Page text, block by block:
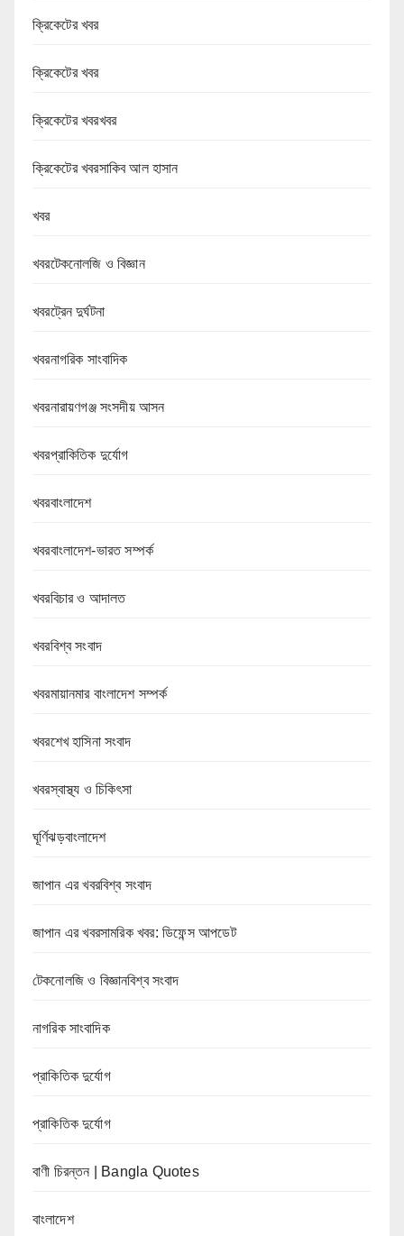
ক্রিকেটের খবর
ক্রিকেটের খবর
ক্রিকেটের খবরখবর
ক্রিকেটের খবরসাকিব আল হাসান
খবর
খবরটেকনোলজি ও বিজ্ঞান
খবরট্রেন দুর্ঘটনা
খবরনাগরিক সাংবাদিক
খবরনারায়ণগঞ্জ সংসদীয় আসন
খবরপ্রাকিতিক দুর্যোগ
খবরবাংলাদেশ
খবরবাংলাদেশ-ভারত সম্পর্ক
খবরবিচার ও আদালত
খবরবিশ্ব সংবাদ
খবরমায়ানমার বাংলাদেশ সম্পর্ক
খবরশেখ হাসিনা সংবাদ
খবরস্বাস্থ্য ও চিকিৎসা
ঘূর্ণিঝড়বাংলাদেশ
জাপান এর খবরবিশ্ব সংবাদ
জাপান এর খবরসামরিক খবর: ডিফেন্স আপডেট
টেকনোলজি ও বিজ্ঞানবিশ্ব সংবাদ
নাগরিক সাংবাদিক
প্রাকিতিক দুর্যোগ
প্রাকিতিক দুর্যোগ
বাণী চিরন্তন | Bangla Quotes
বাংলাদেশ